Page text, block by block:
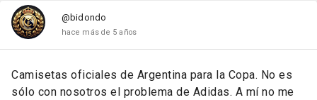
@bidondo
hace más de 5 años
Camisetas oficiales de Argentina para la Copa. No es
sólo con nosotros el problema de Adidas. A mí no me